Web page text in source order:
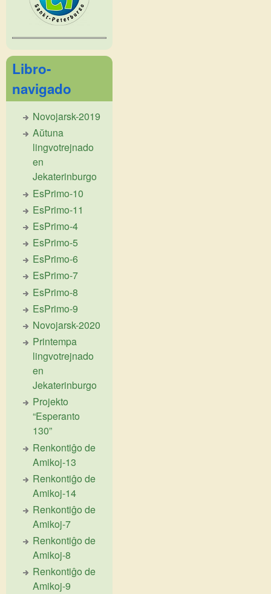
Libro-
navigado
Novojarsk-2019
Aŭtuna
lingvotrejnado
en
Jekaterinburgo
EsPrimo-10
EsPrimo-11
EsPrimo-4
EsPrimo-5
EsPrimo-6
EsPrimo-7
EsPrimo-8
EsPrimo-9
Novojarsk-2020
Printempa
lingvotrejnado
en
Jekaterinburgo
Projekto
“Esperanto
130”
Renkontiĝo de
Amikoj-13
Renkontiĝo de
Amikoj-14
Renkontiĝo de
Amikoj-7
Renkontiĝo de
Amikoj-8
Renkontiĝo de
Amikoj-9